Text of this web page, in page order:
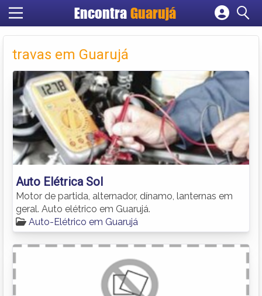
Encontra Guarujá
Cadastrar empresa
Criar conta
travas em Guarujá
Auto Elétrica Sol
Motor de partida, alternador, dínamo, lanternas em
geral. Auto elétrico em Guarujá.
Auto-Elétrico em Guarujá